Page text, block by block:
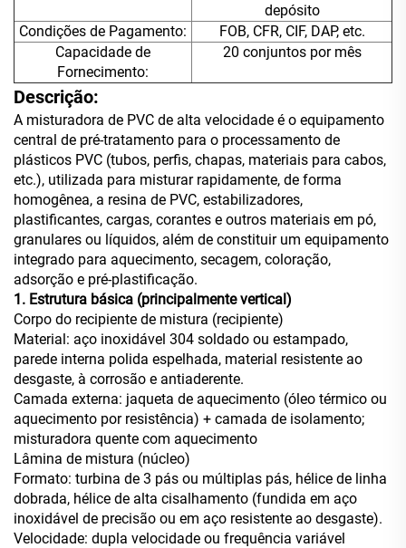
depósito
Condições de Pagamento:
FOB, CFR, CIF, DAP, etc.
Capacidade de
Fornecimento:
20 conjuntos por mês
Descrição:
A misturadora de PVC de alta velocidade é o equipamento
central de pré-tratamento para o processamento de
plásticos PVC (tubos, perfis, chapas, materiais para cabos,
etc.), utilizada para misturar rapidamente, de forma
homogênea, a resina de PVC, estabilizadores,
plastificantes, cargas, corantes e outros materiais em pó,
granulares ou líquidos, além de constituir um equipamento
integrado para aquecimento, secagem, coloração,
adsorção e pré-plastificação.
1. Estrutura básica (principalmente vertical)
Corpo do recipiente de mistura (recipiente)
Material: aço inoxidável 304 soldado ou estampado,
parede interna polida espelhada, material resistente ao
desgaste, à corrosão e antiaderente.
Camada externa: jaqueta de aquecimento (óleo térmico ou
aquecimento por resistência) + camada de isolamento;
misturadora quente com aquecimento
Lâmina de mistura (núcleo)
Formato: turbina de 3 pás ou múltiplas pás, hélice de linha
dobrada, hélice de alta cisalhamento (fundida em aço
inoxidável de precisão ou em aço resistente ao desgaste).
Velocidade: dupla velocidade ou frequência variável